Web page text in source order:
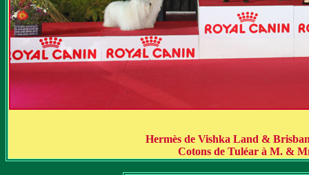
Hermès de Vishka Land &
Cotons de Tuléar à M. &